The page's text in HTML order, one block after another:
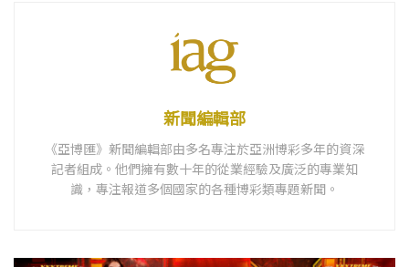
新聞編輯部
《亞博匯》新聞編輯部由多名專注於亞洲博彩多年的資深
記者組成。他們擁有數十年的從業經驗及廣泛的專業知
識，專注報道多個國家的各種博彩類專題新聞。